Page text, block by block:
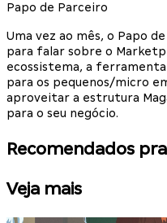
Papo de Parceiro
Uma vez ao mês, o Papo
para falar sobre o
ecossistema, a
para os pequenos/micro
aproveitar a estrutura
para o seu negócio.
Recomendados
Veja mais